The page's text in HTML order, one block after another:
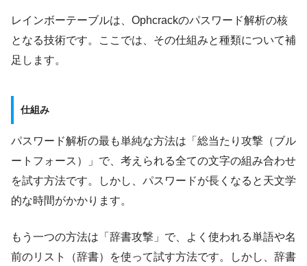
レインボーテーブルは、Ophcrackのパスワード解析の核
となる技術です。ここでは、その仕組みと種類について補
足します。
仕組み
パスワード解析の最も単純な方法は「総当たり攻撃（ブル
ートフォース）」で、考えられる全ての文字の組み合わせ
を試す方法です。しかし、パスワードが長くなると天文学
的な時間がかかります。
もう一つの方法は「辞書攻撃」で、よく使われる単語や名
前のリスト（辞書）を使って試す方法です。しかし、辞書